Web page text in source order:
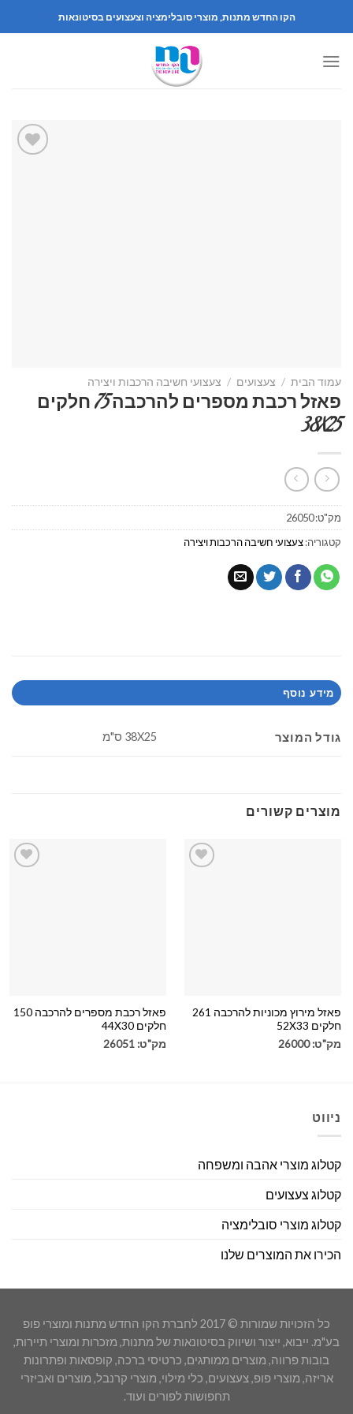
to
הקו החדש מתנות, מוצרי סובלימציה וצעצועים בסיטונאות
עמוד הבית / צעצועים / צעצועי חשיבה הרכבות ויצירה
פאזל רכבת מספרים להרכבה 75 חלקים
38X25
מק"ט:26050
קטגוריה:צעצועי חשיבה הרכבות ויצירה
מידע נוסף
גודל המוצר 38X25 ס"מ
מוצרים קשורים
פאזל מירוץ מכוניות להרכבה 261
חלקים 52X33
מק"ט: 26000
פאזל רכבת מספרים להרכבה 150
חלקים 44X30
מק"ט: 26051
ניווט
קטלוג מוצרי אהבה ומשפחה
קטלוג צעצועים
קטלוג מוצרי סובלימציה
הכירו את המוצרים שלנו
כל הזכויות שמורות © 2017 לחברת הקו החדש מתנות ומוצרי פופ
בע"מ. ייבוא, ייצור ושיווק בסיטונאות של מתנות, מזכרות ומוצרי תיירות,
בובות פרווה, מוצרים ממותגים, כרטיסי ברכה, קופסאות ופתרונות
אריזה, מוצרי פופ, צעצועים, כלי מילוי, מוצרי קרנבל, מוצרים ואביזרי
תחפושות לפורים ועוד.